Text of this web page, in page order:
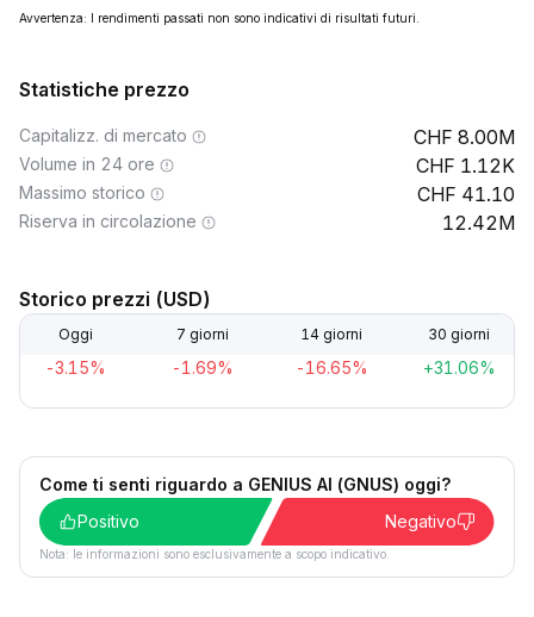
Avvertenza: I rendimenti passati non sono indicativi di risultati futuri.
Statistiche prezzo
Capitalizz. di mercato 8.00M
Volume in 24 ore 1.12K
Massimo storico 41.10
Riserva in circolazione 12.42M
Storico prezzi (USD)
Oggi 7 giorni 14 giorni 30 giorni
-3.15% -1.69% -16.65% +31.06%
Come ti senti riguardo a GENIUS AI (GNUS) oggi?
Positivo
Negativo
Nota: le informazioni sono esclusivamente a scopo indicativo.